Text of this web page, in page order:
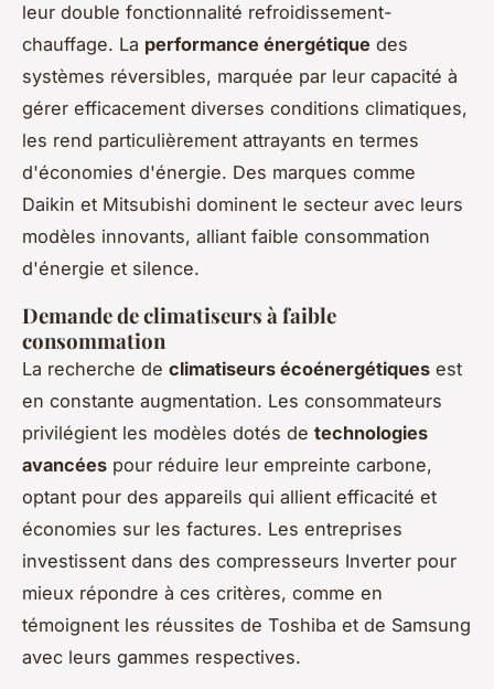
leur double fonctionnalité refroidissement-
chauffage. La performance énergétique des
systèmes réversibles, marquée par leur capacité à
gérer efficacement diverses conditions climatiques,
les rend particulièrement attrayants en termes
d'économies d'énergie. Des marques comme
Daikin et Mitsubishi dominent le secteur avec leurs
modèles innovants, alliant faible consommation
d'énergie et silence.
Demande de climatiseurs à faible
consommation
La recherche de climatiseurs écoénergétiques est
en constante augmentation. Les consommateurs
privilégient les modèles dotés de technologies
avancées pour réduire leur empreinte carbone,
optant pour des appareils qui allient efficacité et
économies sur les factures. Les entreprises
investissent dans des compresseurs Inverter pour
mieux répondre à ces critères, comme en
témoignent les réussites de Toshiba et de Samsung
avec leurs gammes respectives.